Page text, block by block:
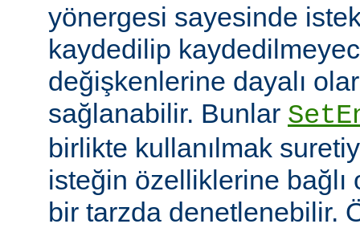
yönergesi sayesinde
kaydedilip
değişkenlerine dayalı
sağlanabilir. Bunlar
birlikte kullanılmak
isteğin özelliklerine
bir tarzda denetlenebilir.